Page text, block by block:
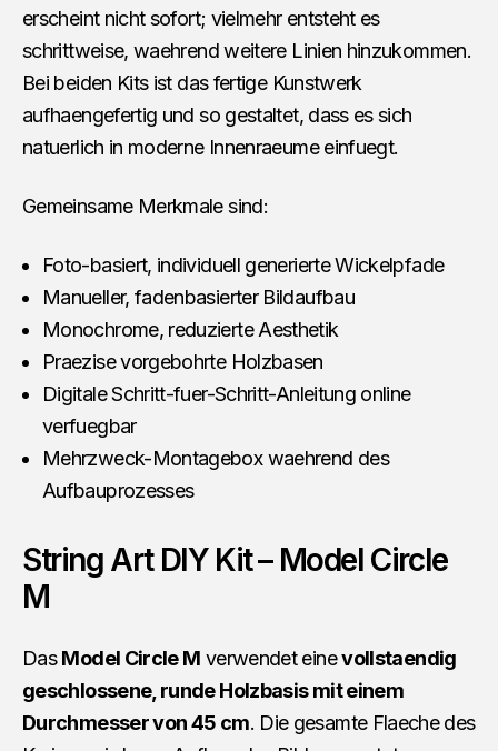
erscheint nicht sofort; vielmehr entsteht es
schrittweise, waehrend weitere Linien hinzukommen.
Bei beiden Kits ist das fertige Kunstwerk
aufhaengefertig und so gestaltet, dass es sich
natuerlich in moderne Innenraeume einfuegt.
Gemeinsame Merkmale sind:
Foto-basiert, individuell generierte Wickelpfade
Manueller, fadenbasierter Bildaufbau
Monochrome, reduzierte Aesthetik
Praezise vorgebohrte Holzbasen
Digitale Schritt-fuer-Schritt-Anleitung online
verfuegbar
Mehrzweck-Montagebox waehrend des
Aufbauprozesses
String Art DIY Kit – Model Circle
M
DasModel Circle M verwendet einevollstaendig
geschlossene, runde Holzbasis mit einem
Durchmesser von 45 cm. Die gesamte Flaeche des